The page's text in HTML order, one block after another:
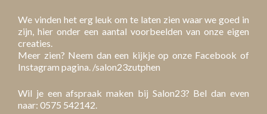
We vinden het erg leuk om te laten zien waar we goed in
zijn, hier onder een aantal voorbeelden van onze eigen
creaties.
Meer zien? Neem dan een kijkje op onze Facebook of
Instagram pagina. /salon23zutphen
Wil je een afspraak maken bij Salon23? Bel dan even
naar: 0575 542142.